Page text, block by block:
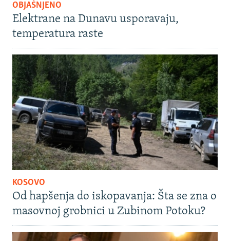
OBJAŠNJENO
Elektrane na Dunavu usporavaju,
temperatura raste
KOSOVO
Od hapšenja do iskopavanja: Šta se zna o
masovnoj grobnici u Zubinom Potoku?